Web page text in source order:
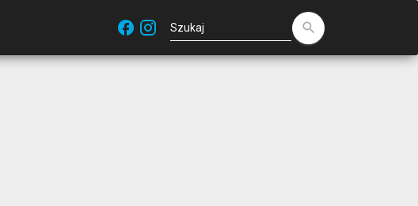
facebook search